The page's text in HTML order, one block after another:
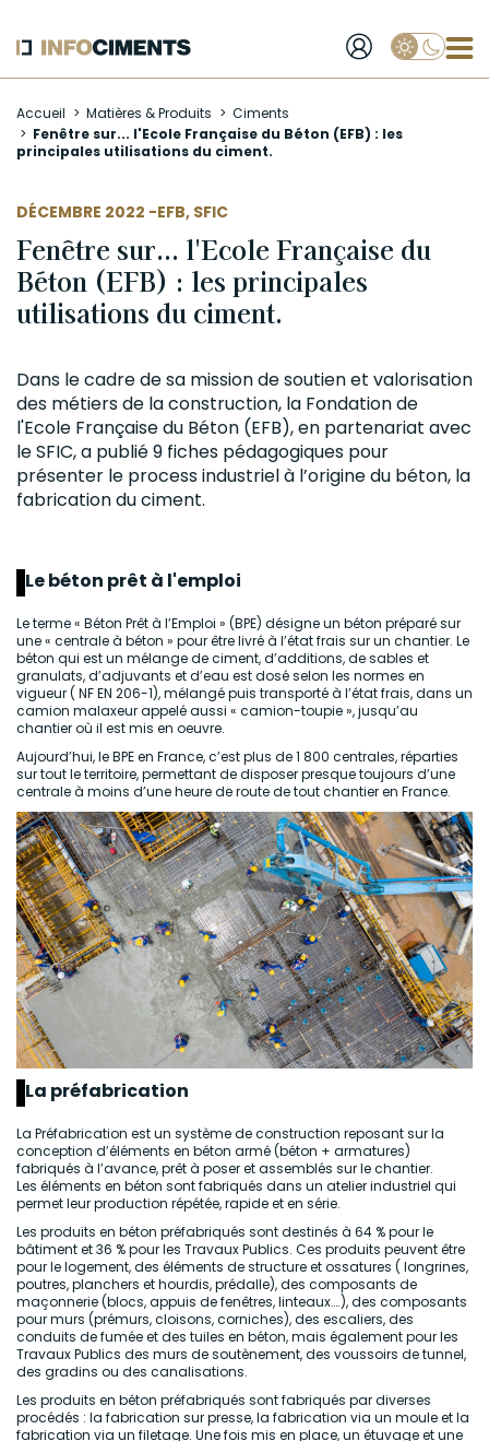
au
contenu
Accueil Matières & Produits
Ciments
Fenêtre sur... l'Ecole Française du Béton (EFB) : les
principales utilisations du ciment.
DÉCEMBRE 2022 -
AUTEUR EFB, SFIC
Fenêtre sur... l'Ecole Française du
Béton (EFB) : les principales
utilisations du ciment.
Dans le cadre de sa mission de soutien et valorisation
des métiers de la construction, la Fondation de
l'Ecole Française du Béton (EFB), en partenariat avec
le SFIC, a publié 9 fiches pédagogiques pour
présenter le process industriel à l’origine du béton, la
fabrication du ciment.
Le béton prêt à l'emploi
Le terme « Béton Prêt à l’Emploi » (BPE) désigne un béton préparé sur
une « centrale à béton » pour être livré à l’état frais sur un chantier. Le
béton qui est un mélange de ciment, d’additions, de sables et
granulats, d’adjuvants et d’eau est dosé selon les normes en
vigueur ( NF EN 206-1), mélangé puis transporté à l’état frais, dans un
camion malaxeur appelé aussi « camion-toupie », jusqu’au
chantier où il est mis en oeuvre.
Aujourd’hui, le BPE en France, c’est plus de 1 800 centrales, réparties
sur tout le territoire, permettant de disposer presque toujours d’une
centrale à moins d’une heure de route de tout chantier en France.
La préfabrication
La Préfabrication est un système de construction reposant sur la
conception d’éléments en béton armé (béton + armatures)
fabriqués à l’avance, prêt à poser et assemblés sur le chantier.
Les éléments en béton sont fabriqués dans un atelier industriel qui
permet leur production répétée, rapide et en série.
Les produits en béton préfabriqués sont destinés à 64 % pour le
bâtiment et 36 % pour les Travaux Publics. Ces produits peuvent être
pour le logement, des éléments de structure et ossatures ( longrines,
poutres, planchers et hourdis, prédalle), des composants de
maçonnerie (blocs, appuis de fenêtres, linteaux….), des composants
pour murs (prémurs, cloisons, corniches), des escaliers, des
conduits de fumée et des tuiles en béton, mais également pour les
Travaux Publics des murs de soutènement, des voussoirs de tunnel,
des gradins ou des canalisations.
Les produits en béton préfabriqués sont fabriqués par diverses
procédés : la fabrication sur presse, la fabrication via un moule et la
fabrication via un filetage. Une fois mis en place, un étuvage et une